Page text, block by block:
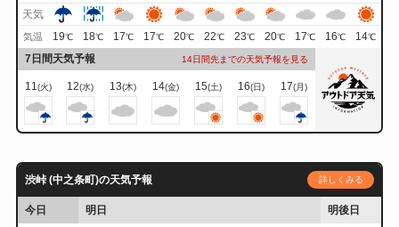
天気
気温 19℃ 18℃ 17℃ 17℃ 20℃ 22℃ 23℃ 20℃ 17℃ 16℃ 14℃
7日間天気予報 14日間先までの天気予報を見る
11(火) 12(水) 13(木) 14(金) 15(土) 16(日) 17(月)
渋峠 (中之条町)の天気予報 詳しくみる
今日 明日
明後日